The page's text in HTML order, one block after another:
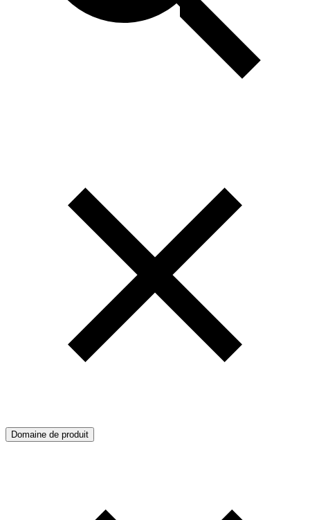
Domaine de produit